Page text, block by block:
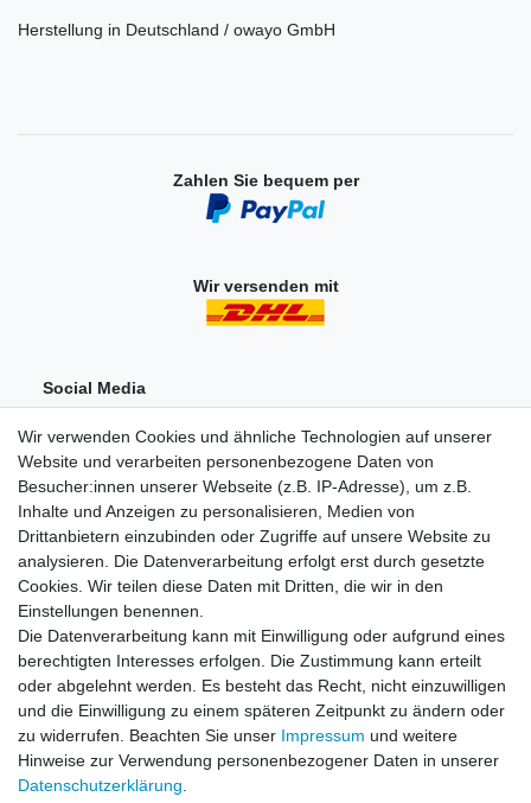
Herstellung in Deutschland / owayo GmbH
Zahlen Sie bequem per
Wir versenden mit
Social Media
Einkaufen
Zahlungsarten
Versandarten & -kosten
Widerrufsrecht
Zum Online-Widerruf
Mein Konto
Wir verwenden Cookies und ähnliche Technologien auf unserer
Website und verarbeiten personenbezogene Daten von
Besucher:innen unserer Webseite (z.B. IP-Adresse), um z.B.
Inhalte und Anzeigen zu personalisieren, Medien von
Drittanbietern einzubinden oder Zugriffe auf unsere Website zu
analysieren. Die Datenverarbeitung erfolgt erst durch gesetzte
Cookies. Wir teilen diese Daten mit Dritten, die wir in den
Einstellungen benennen.
Die Datenverarbeitung kann mit Einwilligung oder aufgrund eines
berechtigten Interesses erfolgen. Die Zustimmung kann erteilt
oder abgelehnt werden. Es besteht das Recht, nicht einzuwilligen
und die Einwilligung zu einem späteren Zeitpunkt zu ändern oder
zu widerrufen. Beachten Sie unser Impressum und weitere
Hinweise zur Verwendung personenbezogener Daten in unserer
Daten­schutz­erklärung